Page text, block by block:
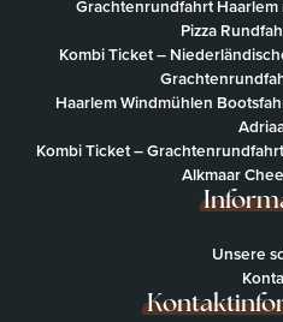
Grachtenrundfahrt Haarlem
Pizza
Kombi Ticket –
Haarlem Windmühlen
Kombi Ticket –
Alkmaar
Unsere